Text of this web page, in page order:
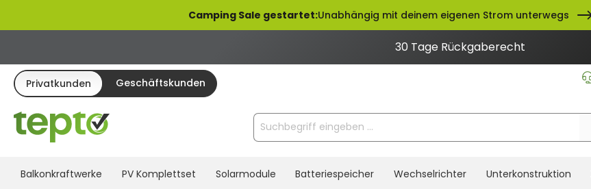
Zur Hauptnavigation springenCamping Sale gestartet:Unabhängig mit deinem eigenen Strom unterwegs
30 Tage Rückgaberecht
Privatkunden Geschäftskunden
Balkonkraftwerke PV Komplettset Solarmodule Batteriespeicher Wechselrichter Unterkonstruktion